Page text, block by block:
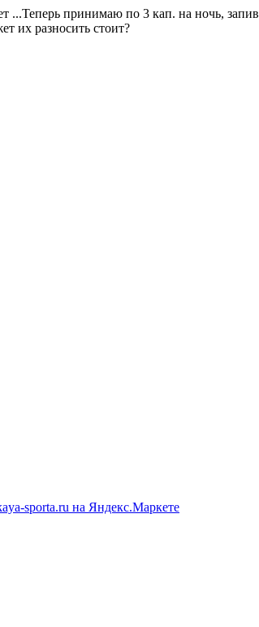
принимаю по 3 кап. на ночь,
их разносить стоит?